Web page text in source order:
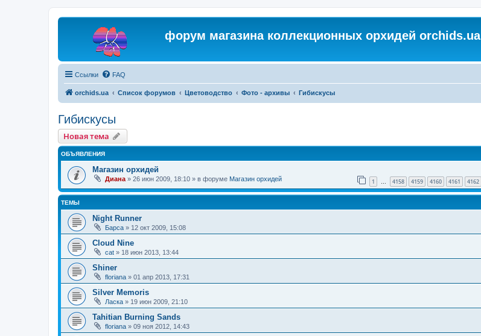
форум магазина коллекционных орхидей orchids.ua
Ссылки FAQ
orchids.ua Список форумов Цветоводство Фото - архивы Гибискусы
Гибискусы
Новая тема
ОБЪЯВЛЕНИЯ
Магазин орхидей
Диана » 26 июн 2009, 18:10 » в форуме Магазин орхидей 1 … 4158 4159 4160 4161 4162
ТЕМЫ
Night Runner
Барса » 12 окт 2009, 15:08
Cloud Nine
cat » 18 июн 2013, 13:44
Shiner
floriana » 01 апр 2013, 17:31
Silver Memoris
Ласка » 19 июн 2009, 21:10
Tahitian Burning Sands
floriana » 09 ноя 2012, 14:43